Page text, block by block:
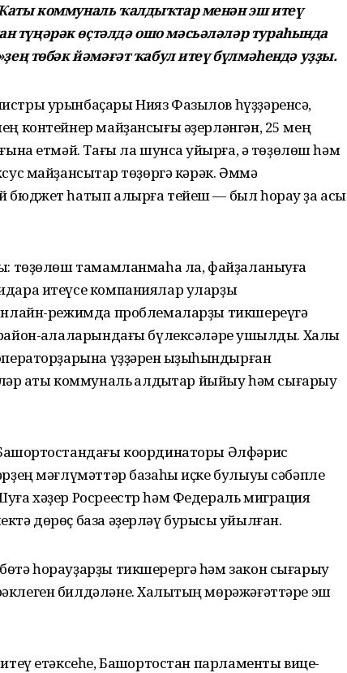
коммуналь ҡалдыҡтар менән эш итеү
түңәрәк өҫтәлдә ошо мәсьәләләр тураһында
төбәк йәмәғәт ҡабул итеү бүлмәһендә уҙҙы.
урынбаҫары Нияз Фазылов һүҙҙәренсә,
контейнер майҙансығы әҙерләнгән, 25 мең
етмәй. Тағы ла шунса ҡуйырға, ә төҙөлөш һәм
майҙансыҡтар төҙөргә кәрәк. Әммә
бюджет һатып алырға тейеш — был һорау ҙа асыҡ
төҙөлөш тамамланмаһа ла, файҙаланыуға
итеүсе компаниялар уларҙы
режимда проблемаларҙы тикшереүгә
ҡалаларындағы бүлексәләре ҡушылды. Халыҡ
үҙҙәрен ҡыҙыҡһындырған
ҡаты коммуналь ҡалдыҡтар йыйыу һәм сығарыу
координаторы Әлфәрис
мәғлүмәттәр базаһы иҫке булыуы сәбәпле
хәҙер Росреестр һәм Федераль миграция
дөрөҫ база әҙерләү бурысы ҡуйылған.
һорауҙарҙы тикшерергә һәм закон сығарыу
билдәләне. Халыҡтың мөрәжәғәттәре эш
етәксеһе, Башҡортостан парламенты вице-